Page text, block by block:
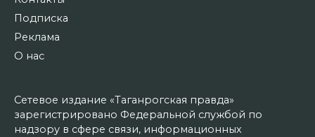
Подписка
Реклама
О нас
Сетевое издание «Таганрогская правда»
зарегистрировано Федеральной службой по
надзору в сфере связи, информационных